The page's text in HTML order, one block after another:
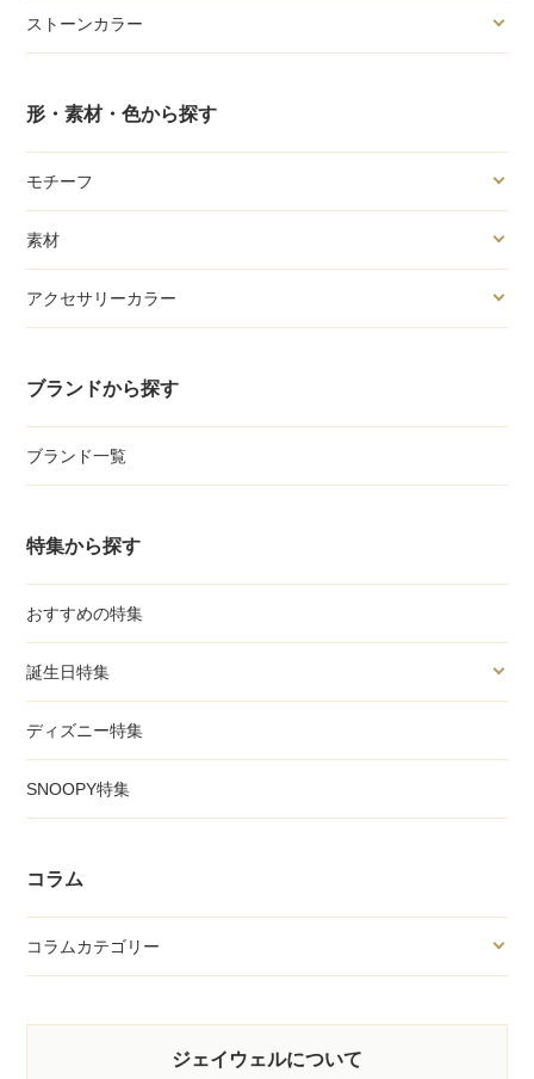
ストーンカラー
形・素材・色から探す
モチーフ
素材
アクセサリーカラー
ブランドから探す
ブランド一覧
特集から探す
おすすめの特集
誕生日特集
ディズニー特集
SNOOPY特集
コラム
コラムカテゴリー
ジェイウェルについて